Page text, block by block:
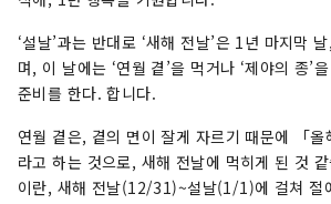
‘설날’과는 반대로 ‘새해 전날’은 1년 마지막
며, 이 날에는 ‘연월 곁’을 먹거나 ‘제야의 종’
준비를 한다. 합니다.
연월 곁은, 곁의 면이 잘게 자르기 때문에 「올
라고 하는 것으로, 새해 전날에 먹히게 된 것
이란, 새해 전날(12/31)~설날(1/1)에 걸쳐 절